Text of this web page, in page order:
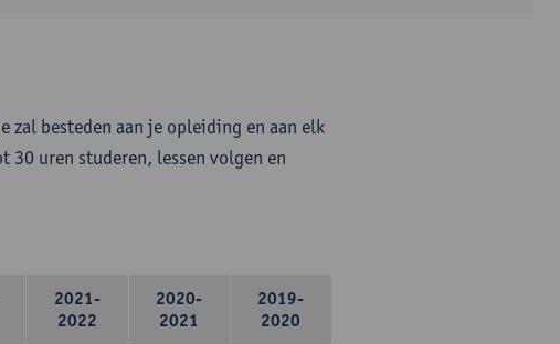
zal besteden aan je opleiding en aan elk
uren studeren, lessen volgen en
2021-
2022
2020-
2021
2019-
2020